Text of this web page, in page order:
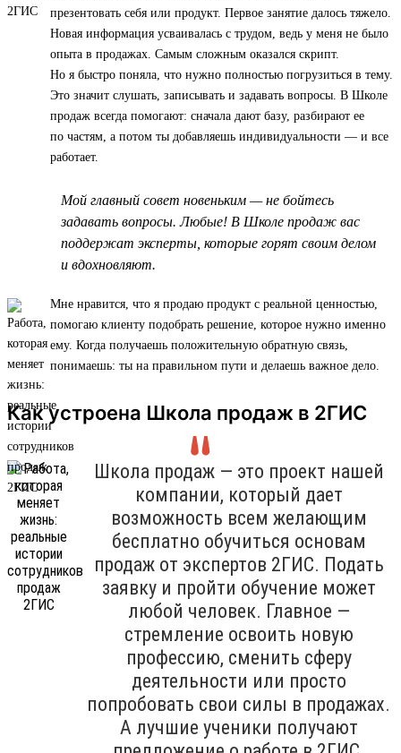
презентовать себя или продукт. Первое занятие далось тяжело.
Новая информация усваивалась с трудом, ведь у меня не было
опыта в продажах. Самым сложным оказался скрипт.
Но я быстро поняла, что нужно полностью погрузиться в тему.
Это значит слушать, записывать и задавать вопросы. В Школе
продаж всегда помогают: сначала дают базу, разбирают ее
по частям, а потом ты добавляешь индивидуальности — и все
работает.
Мой главный совет новеньким — не бойтесь
задавать вопросы. Любые! В Школе продаж вас
поддержат эксперты, которые горят своим делом
и вдохновляют.
Мне нравится, что я продаю продукт с реальной ценностью,
помогаю клиенту подобрать решение, которое нужно именно
ему. Когда получаешь положительную обратную связь,
понимаешь: ты на правильном пути и делаешь важное дело.
Как устроена Школа продаж в 2ГИС
Школа продаж — это проект нашей
компании, который дает
возможность всем желающим
бесплатно обучиться основам
продаж от экспертов 2ГИС. Подать
заявку и пройти обучение может
любой человек. Главное —
стремление освоить новую
профессию, сменить сферу
деятельности или просто
попробовать свои силы в продажах.
А лучшие ученики получают